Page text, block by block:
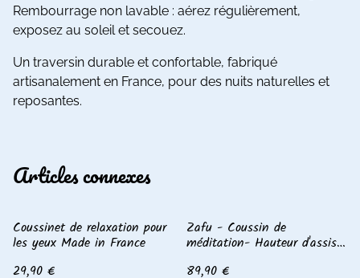
Rembourrage non lavable : aérez régulièrement,
exposez au soleil et secouez.
Un traversin durable et confortable, fabriqué
artisanalement en France, pour des nuits naturelles et
reposantes.
Articles connexes
Coussinet de relaxation pour
les yeux Made in France
29,90 €
Zafu - Coussin de
méditation- Hauteur d'assise
89,90 €